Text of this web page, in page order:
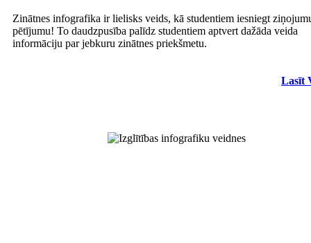
Zinātnes infografika ir lielisks veids, kā studentiem iesniegt
pētījumu! To daudzpusība palīdz studentiem aptvert dažāda veida
informāciju par jebkuru zinātnes priekšmetu.
Lasīt